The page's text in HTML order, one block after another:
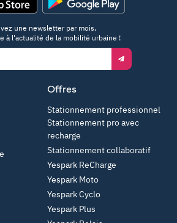
une newsletter par mois,
à l'actualité de la mobilité urbaine !
Offres
Stationnement professionnel
Stationnement pro avec
recharge
Stationnement collaboratif
Yespark ReCharge
Yespark Moto
Yespark Cyclo
Yespark Plus